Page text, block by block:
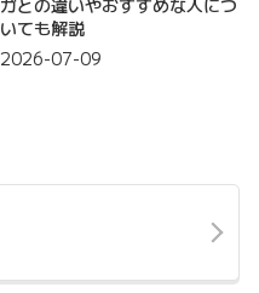
いても解説
2026-07-09